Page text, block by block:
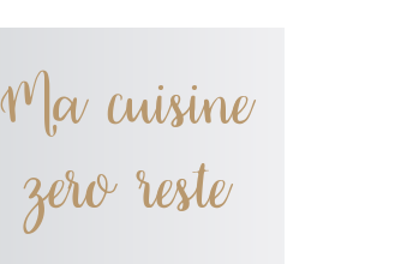
Ma cuisine
zero reste